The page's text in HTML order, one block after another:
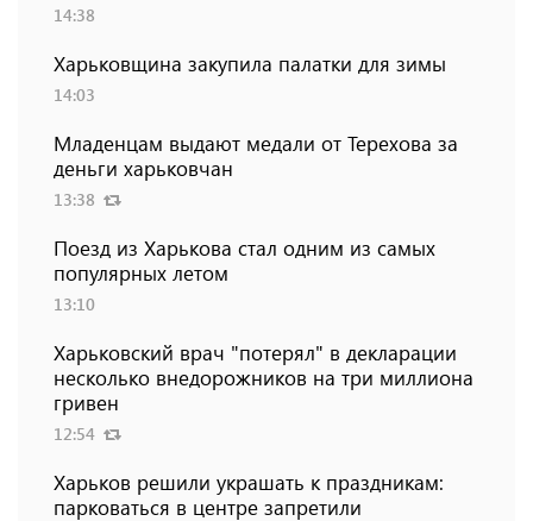
14:38
Харьковщина закупила палатки для зимы
14:03
Младенцам выдают медали от Терехова за
деньги харьковчан
13:38
Поезд из Харькова стал одним из самых
популярных летом
13:10
Харьковский врач "потерял" в декларации
несколько внедорожников на три миллиона
гривен
12:54
Харьков решили украшать к праздникам:
парковаться в центре запретили